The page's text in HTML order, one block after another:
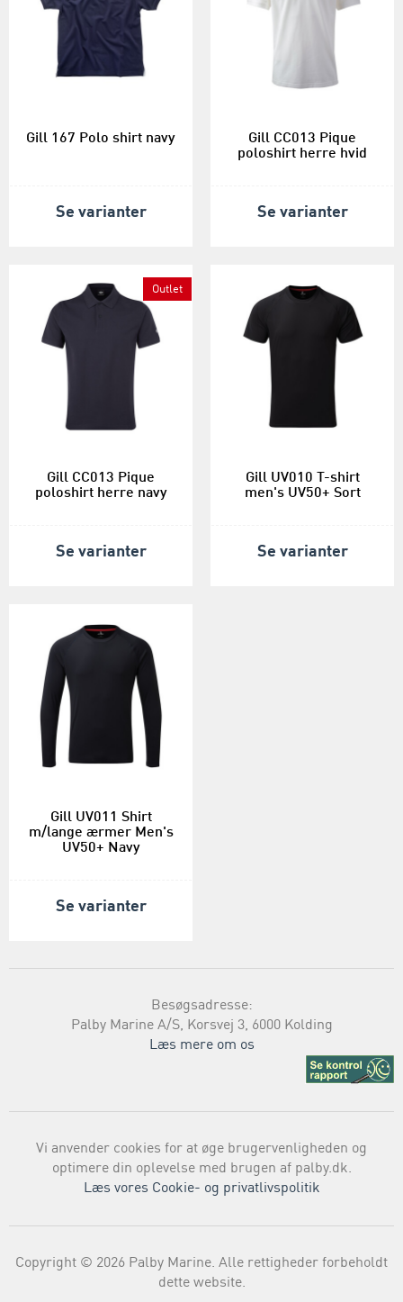
Gill 167 Polo shirt navy
Se varianter
Gill CC013 Pique
poloshirt herre hvid
Se varianter
Outlet
Gill CC013 Pique
poloshirt herre navy
Se varianter
Gill UV010 T-shirt
men's UV50+ Sort
Se varianter
Gill UV011 Shirt
m/lange ærmer Men's
UV50+ Navy
Se varianter
Besøgsadresse:
Palby Marine A/S, Korsvej 3, 6000 Kolding
Læs mere om os
Vi anvender cookies for at øge brugervenligheden og
optimere din oplevelse med brugen af palby.dk.
Læs vores Cookie- og privatlivspolitik
Copyright © 2026 Palby Marine. Alle rettigheder forbeholdt
dette website.